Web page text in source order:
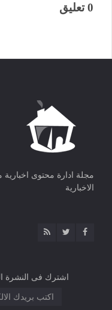
0 تعليق
مجلة ادارة محتوى اخبارية
الاخبارية
اشترك فى النشرة